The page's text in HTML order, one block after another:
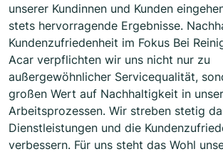
unserer Kundinnen und Kunden
stets hervorragende Ergebnisse.
Kundenzufriedenheit im Fokus Bei
Acar verpflichten wir uns nicht nur zu
außergewöhnlicher Servicequalität,
großen Wert auf Nachhaltigkeit in
Arbeitsprozessen. Wir streben stetig
Dienstleistungen und die
verbessern. Für uns steht das Wohl